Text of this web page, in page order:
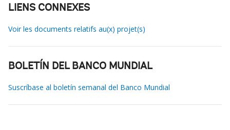
LIENS CONNEXES
Voir les documents relatifs au(x) projet(s)
BOLETÍN DEL BANCO MUNDIAL
Suscríbase al boletín semanal del Banco Mundial